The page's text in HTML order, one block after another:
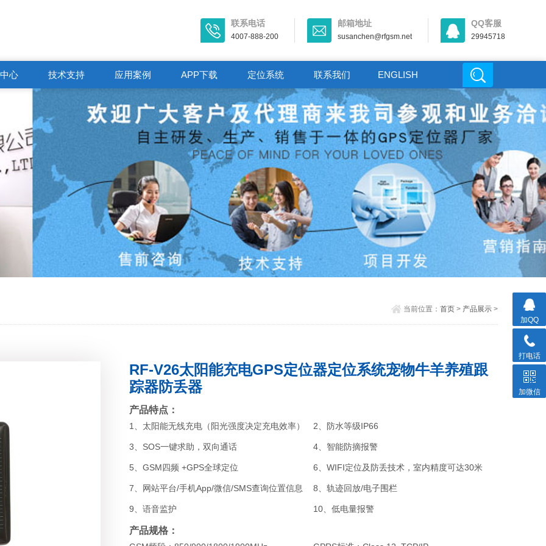
联系电话
4007-888-200
邮箱地址
susanchen@rfgsm.net
QQ客服
29945718
心 技术支持 应用案例 APP下载 定位系统 联系我们 ENGLISH
当前位置： 首页> 产品展示>
RF-V26太阳能充电GPS定位器定位系统宠物牛羊养殖跟
踪器防丢器
产品特点：
1、太阳能无线充电（阳光强度决定充电效率） 2、防水等级IP66
3、SOS一键求助，双向通话 4、智能防摘报警
5、GSM四频 +GPS全球定位 6、WIFI定位及防丢技术，室内精度可达30米
7、网站平台/手机App/微信/SMS查询位置信息 8、轨迹回放/电子围栏
9、语音监护 10、低电量报警
产品规格：
加QQ
打电话
加微信